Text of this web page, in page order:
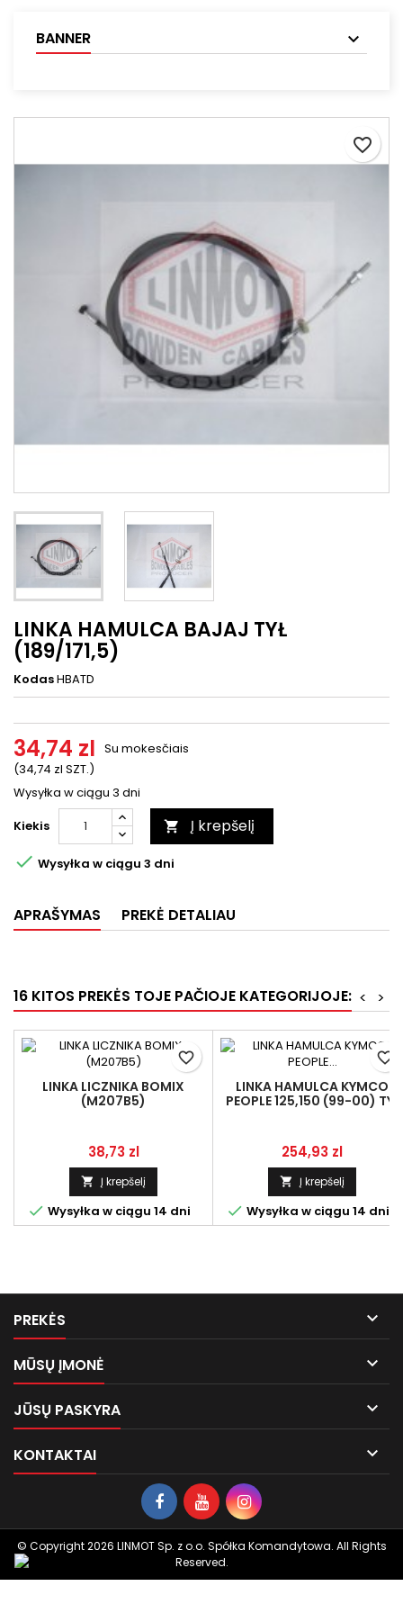
BANNER
favorite_border
LINKA HAMULCA BAJAJ TYŁ
(189/171,5)
KodasHBATD
34,74 zl
(34,74 zl SZT.)
Su mokesčiais
Wysyłka w ciągu 3 dni
Kiekis
 Į krepšelį
 Wysyłka w ciągu 3 dni
APRAŠYMAS PREKĖ DETALIAU
16 KITOS PREKĖS TOJE PAČIOJE KATEGORIJOJE: >
<
LINKA LICZNIKA BOMIX
(M207B5)
Kaina
38,73 zl
 Į krepšelį
 Wysyłka w ciągu 14 dni
favorite_border
LINKA HAMULCA KYMCO
PEOPLE 125,150 (99-00) TYŁ
Kaina
254,93 zl
 Į krepšelį
 Wysyłka w ciągu 14 dni
favorite_border
PREKĖS 
MŪSŲ ĮMONĖ 
JŪSŲ PASKYRA 
KONTAKTAI 
© Copyright 2026 LINMOT Sp. z o.o. Spółka Komandytowa. All Rights
Reserved.